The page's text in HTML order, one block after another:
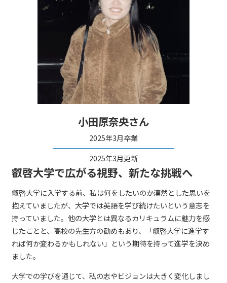
小田原奈央さん
2025年3月卒業
2025年3月更新
叡啓大学で広がる視野、新たな挑戦へ
叡啓大学に入学する前、私は何をしたいのか漠然とした思いを
抱えていましたが、大学では英語を学び続けたいという意志を
持っていました。他の大学とは異なるカリキュラムに魅力を感
じたことと、高校の先生方の勧めもあり、「叡啓大学に進学す
れば何か変わるかもしれない」という期待を持って進学を決め
ました。
大学での学びを通じて、私の志やビジョンは大きく変化しまし